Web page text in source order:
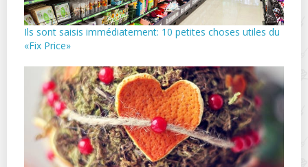
Ils sont saisis immédiatement: 10 petites choses utiles du
«Fix Price»